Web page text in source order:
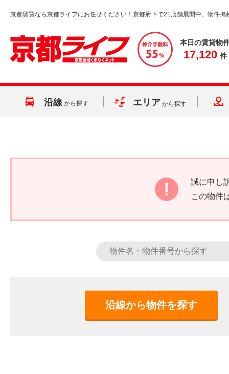
京都賃貸なら京都ライフにお任せください！京都府下で21店舗展開中。物件掲
本日の賃貸物
17,120 件
沿線 から探す エリア から探す
誠に申し
この物件
沿線から物件を探す